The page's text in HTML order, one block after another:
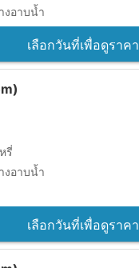
งอาบน้ำ
เลือกวันที่เพื่อดูราคา
รี่
งอาบน้ำ
เลือกวันที่เพื่อดูราคา